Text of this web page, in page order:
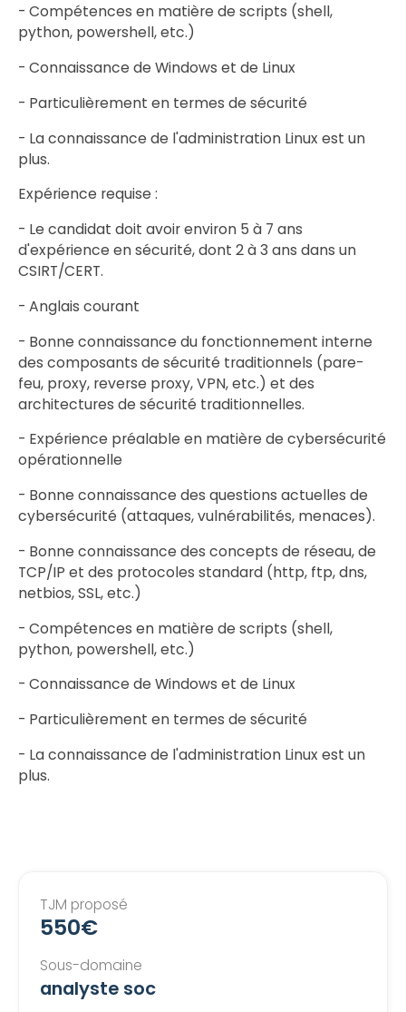
- Compétences en matière de scripts (shell,
python, powershell, etc.)
- Connaissance de Windows et de Linux
- Particulièrement en termes de sécurité
- La connaissance de l'administration Linux est un
plus.
Expérience requise :
- Le candidat doit avoir environ 5 à 7 ans
d'expérience en sécurité, dont 2 à 3 ans dans un
CSIRT/CERT.
- Anglais courant
- Bonne connaissance du fonctionnement interne
des composants de sécurité traditionnels (pare-
feu, proxy, reverse proxy, VPN, etc.) et des
architectures de sécurité traditionnelles.
- Expérience préalable en matière de cybersécurité
opérationnelle
- Bonne connaissance des questions actuelles de
cybersécurité (attaques, vulnérabilités, menaces).
- Bonne connaissance des concepts de réseau, de
TCP/IP et des protocoles standard (http, ftp, dns,
netbios, SSL, etc.)
- Compétences en matière de scripts (shell,
python, powershell, etc.)
- Connaissance de Windows et de Linux
- Particulièrement en termes de sécurité
- La connaissance de l'administration Linux est un
plus.
TJM proposé
550€
Sous-domaine
analyste soc